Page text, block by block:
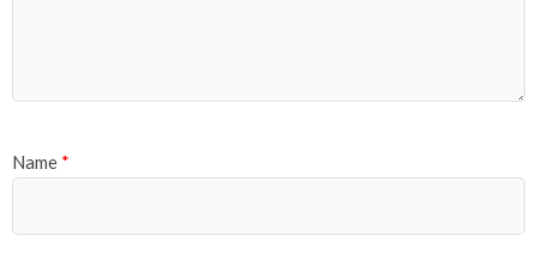
Name *